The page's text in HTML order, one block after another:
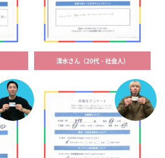
清水さん（20代・社会人）